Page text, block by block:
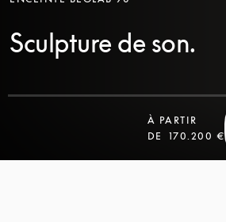
Sculpture de son.
À PARTIR
DE
170.200 €